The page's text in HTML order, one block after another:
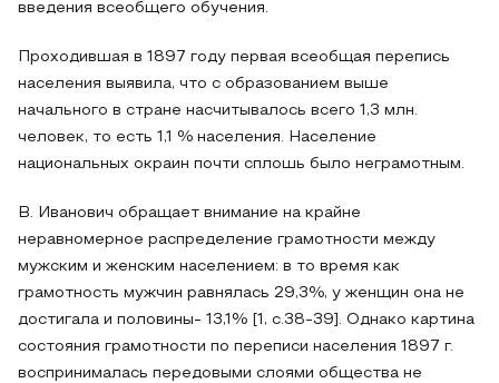
введения всеобщего обучения.
Проходившая в 1897 году первая всеобщая перепись
населения выявила, что с образованием выше
начального в стране насчитывалось всего 1,3 млн.
человек, то есть 1,1 % населения. Население
национальных окраин почти сплошь было неграмотным.
В. Иванович обращает внимание на крайне
неравномерное распределение грамотности между
мужским и женским населением: в то время как
грамотность мужчин равнялась 29,3%, у женщин она не
достигала и половины- 13,1% [1, с.38-39]. Однако картина
состояния грамотности по переписи населения 1897 г.
воспринималась передовыми слоями общества не